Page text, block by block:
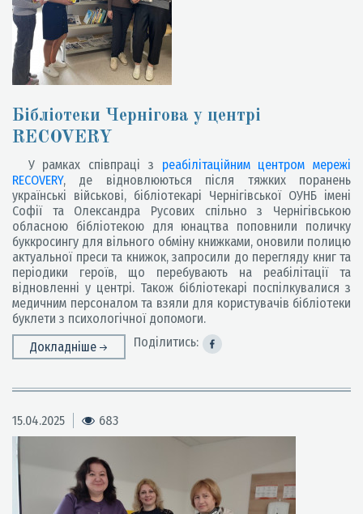
Бібліотеки Чернігова у центрі
RECOVERY
У рамках співпраці з реабілітаційним центром мережі
RECOVERY, де відновлюються після тяжких поранень
українські військові, бібліотекарі Чернігівської ОУНБ імені
Софії та Олександра Русових спільно з Чернігівською
обласною бібліотекою для юнацтва поповнили поличку
буккросингу для вільного обміну книжками, оновили полицю
актуальної преси та книжок, запросили до перегляду книг та
періодики героїв, що перебувають на реабілітації та
відновленні у центрі. Також бібліотекарі поспілкувалися з
медичним персоналом та взяли для користувачів бібліотеки
буклети з психологічної допомоги.
Докладніше
Поділитись:
15.04.2025 683